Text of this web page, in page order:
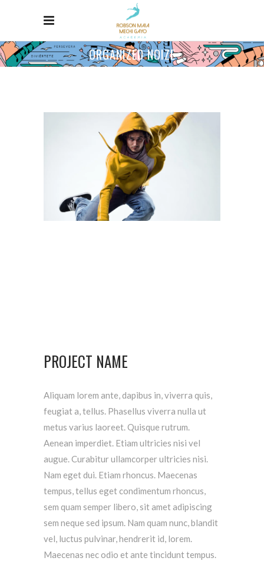
ORGANIZED NOIZE
PROJECT NAME
Aliquam lorem ante, dapibus in, viverra quis,
feugiat a, tellus. Phasellus viverra nulla ut
metus varius laoreet. Quisque rutrum.
Aenean imperdiet. Etiam ultricies nisi vel
augue. Curabitur ullamcorper ultricies nisi.
Nam eget dui. Etiam rhoncus. Maecenas
tempus, tellus eget condimentum rhoncus,
sem quam semper libero, sit amet adipiscing
sem neque sed ipsum. Nam quam nunc, blandit
vel, luctus pulvinar, hendrerit id, lorem.
Maecenas nec odio et ante tincidunt tempus.